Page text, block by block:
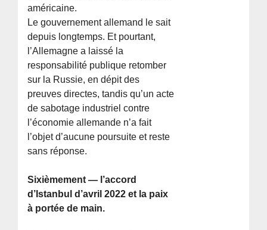
américaine.
Le gouvernement allemand le sait
depuis longtemps. Et pourtant,
l’Allemagne a laissé la
responsabilité publique retomber
sur la Russie, en dépit des
preuves directes, tandis qu’un acte
de sabotage industriel contre
l’économie allemande n’a fait
l’objet d’aucune poursuite et reste
sans réponse.
Sixièmement — l’accord
d’Istanbul d’avril 2022 et la paix
à portée de main.